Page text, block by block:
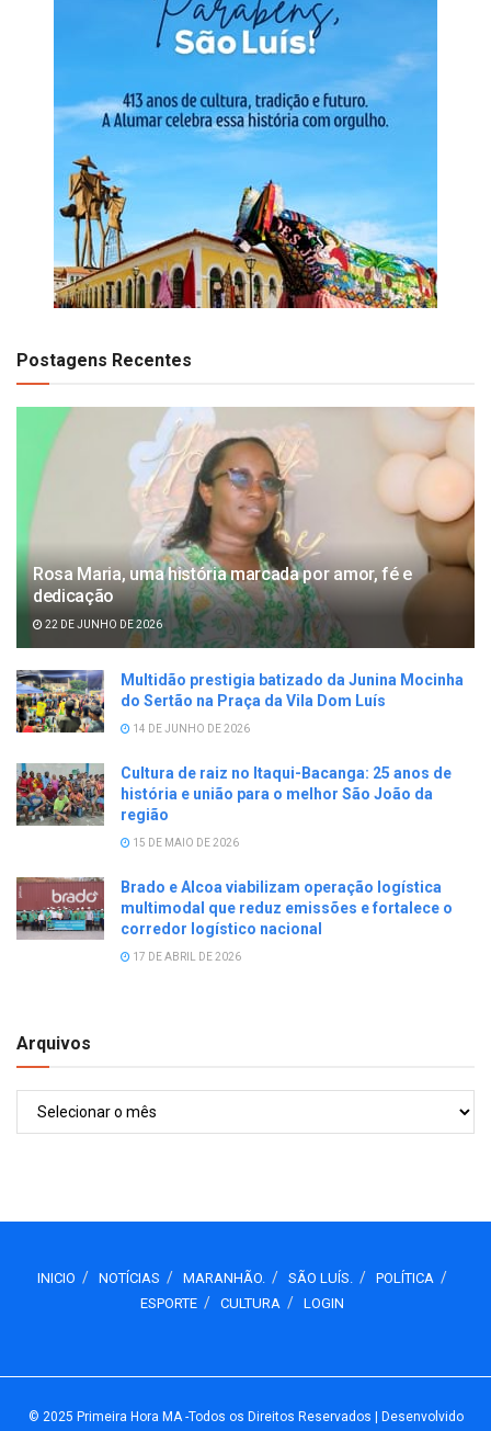
Postagens Recentes
Rosa Maria, uma história marcada por amor, fé e
dedicação
22 DE JUNHO DE 2026
Multidão prestigia batizado da Junina Mocinha
do Sertão na Praça da Vila Dom Luís
14 DE JUNHO DE 2026
Cultura de raiz no Itaqui-Bacanga: 25 anos de
história e união para o melhor São João da
região
15 DE MAIO DE 2026
Brado e Alcoa viabilizam operação logística
multimodal que reduz emissões e fortalece o
corredor logístico nacional
17 DE ABRIL DE 2026
Arquivos
INICIO NOTÍCIAS MARANHÃO. SÃO LUÍS.
POLÍTICA
ESPORTE
CULTURA LOGIN
© 2025 Primeira Hora MA-Todos os Direitos Reservados | Desenvolvido